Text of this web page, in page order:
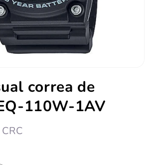
correa de
110W-1AV